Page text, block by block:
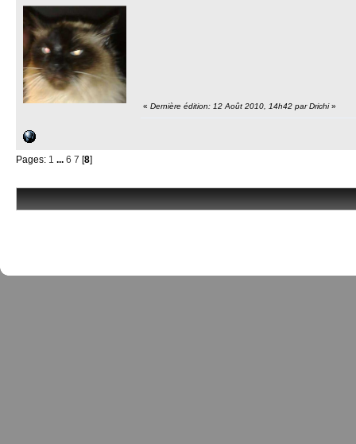
« Dernière édition: 12 Août 2010, 14h42 par Drichi»
Pages: 1 ... 6 7 [8]